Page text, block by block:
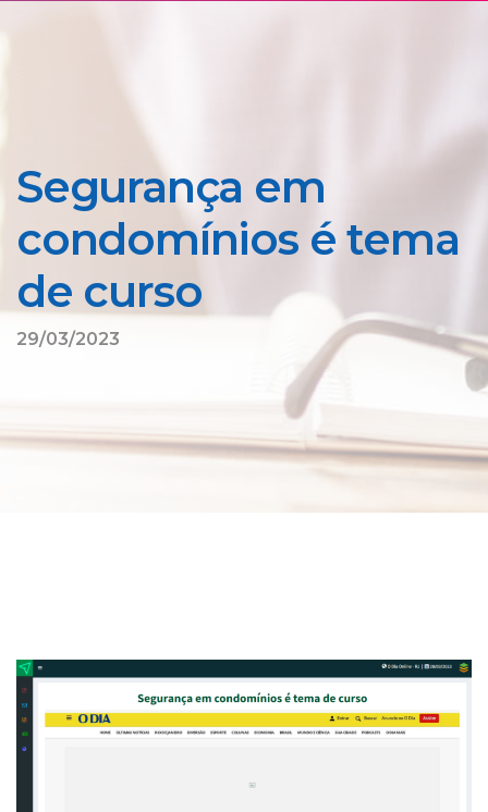
Segurança em
condomínios é tema
de curso
29/03/2023